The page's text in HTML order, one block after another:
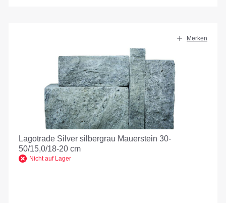
Merken
Lagotrade Silver silbergrau Mauerstein 30-
50/15,0/18-20 cm
Nicht auf Lager